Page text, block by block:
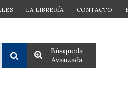
CONTACTO
LA LIBRERÍA
Búsqueda
Avanzada